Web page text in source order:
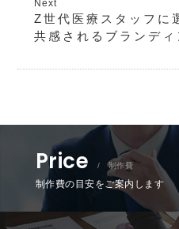
Z世代医療スタッフに
共感されるブランディ
Price / 制作費
制作費の目安をご案内します